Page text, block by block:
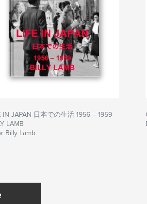
IN JAPAN 日本での生活 1956 – 1959
LAMB
Billy Lamb